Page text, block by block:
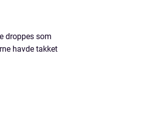
droppes som
havde takket